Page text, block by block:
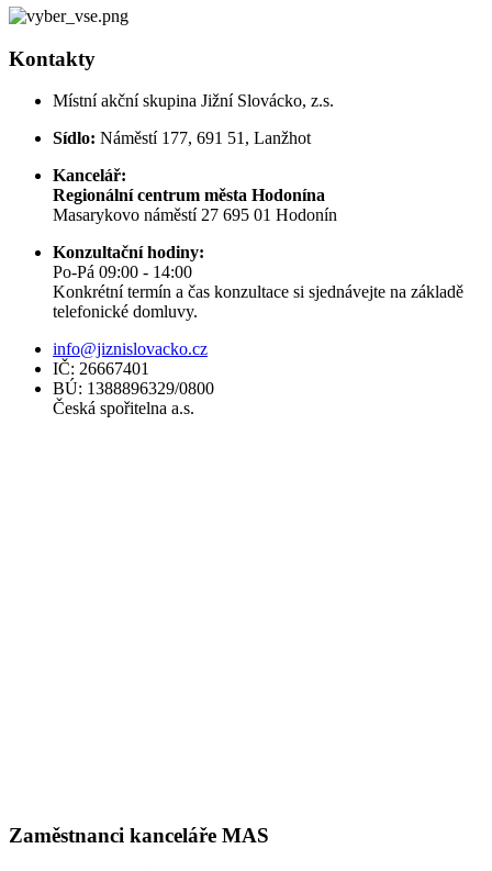
Kontakty
Místní akční skupina Jižní Slovácko, z.s.
Sídlo: Náměstí 177, 691 51, Lanžhot
Kancelář:
Regionální centrum města Hodonína
Masarykovo náměstí 27 695 01 Hodonín
Konzultační hodiny:
Po-Pá 09:00 - 14:00
Konkrétní termín a čas konzultace si sjednávejte na základě
telefonické domluvy.
info@jiznislovacko.cz
IČ: 26667401
BÚ: 1388896329/0800
Česká spořitelna a.s.
Zaměstnanci kanceláře MAS